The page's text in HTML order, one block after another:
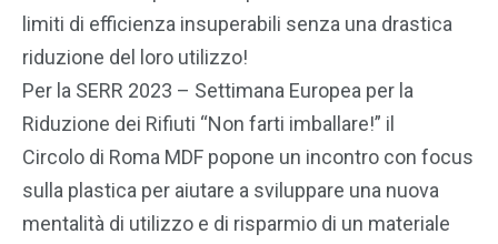
limiti di efficienza insuperabili senza una drastica
riduzione del loro utilizzo!
Per la SERR 2023 – Settimana Europea per la
Riduzione dei Rifiuti “Non farti imballare!” il
Circolo di Roma MDF popone un incontro con focus
sulla plastica per aiutare a sviluppare una nuova
mentalità di utilizzo e di risparmio di un materiale